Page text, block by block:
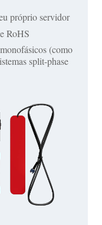
próprio servidor
RoHS
(como
split-phase